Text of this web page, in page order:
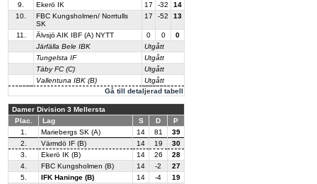
Gå till detaljerad tabell
9.
Ekerö IK 17 -32
14
10.
FBC Kungsholmen/ Norrtulls
SK
17 -52 13
11. Älvsjö AIK IBF (A) NYTT 0 0
0
Järfälla Bele IBK
Utgått
Tungelsta IF
Utgått
Täby FC (C)
Utgått
Vallentuna IBK (B)
Utgått
Damer Division 3 Mellersta
Plac.
Lag S D P
1. Mariebergs SK (A) 14 81
39
2.
Värmdö IF (B) 14 19
30
3.
Ekerö IK (B) 14 26
28
4.
FBC Kungsholmen (B) 14 -2
27
5.
IFK Haninge (B) 14 -4
19